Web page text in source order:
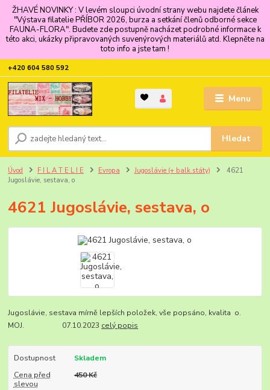
ŽHAVÉ NOVINKY : V levém sloupci úvodní strany webu najdete článek
"Výstava filatelie PŘÍBOR 2026, burza a setkání členů odborné sekce
FAUNA-FLORA". Budete zde postupně nacházet podrobné informace k
této akci, ukázky připravovaných suvenýrových materiálů atd. Klepněte na
toto info a jste tam !
Menu
Hledat
+420 604 580 592
Úvod F I L A T E L I E Evropa Jugoslávie (+ balk.státy)
4621
Jugoslávie, sestava, o
4621 Jugoslávie, sestava, o
Jugoslávie, sestava mírně lepších položek, vše popsáno, kvalita o.
MOJ. 07.10.2023 celý popis
Dostupnost
Skladem
Cena před
slevou
450 Kč